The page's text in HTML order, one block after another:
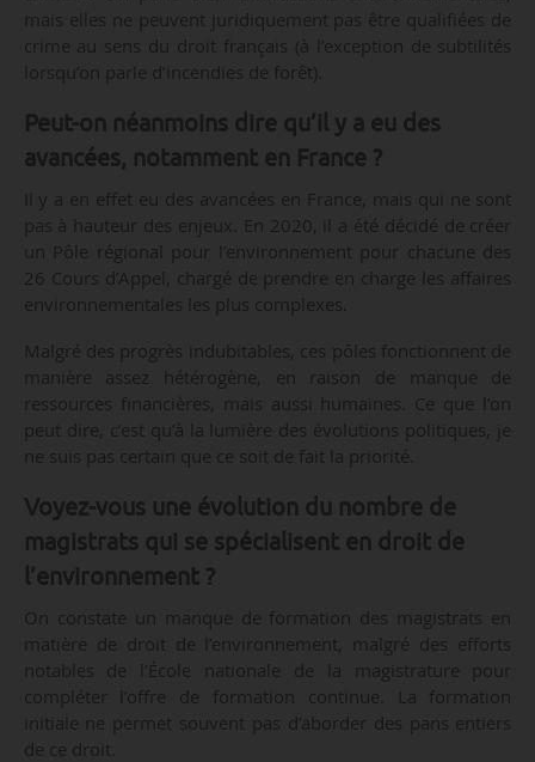
mais elles ne peuvent juridiquement pas être qualifiées de
crime au sens du droit français (à l’exception de subtilités
lorsqu’on parle d’incendies de forêt).
Peut-on néanmoins dire qu’il y a eu des
avancées, notamment en France ?
Il y a en effet eu des avancées en France, mais qui ne sont
pas à hauteur des enjeux. En 2020, il a été décidé de créer
un Pôle régional pour l’environnement pour chacune des
26 Cours d’Appel, chargé de prendre en charge les affaires
environnementales les plus complexes.
Malgré des progrès indubitables, ces pôles fonctionnent de
manière assez hétérogène, en raison de manque de
ressources financières, mais aussi humaines. Ce que l’on
peut dire, c’est qu’à la lumière des évolutions politiques, je
ne suis pas certain que ce soit de fait la priorité.
Voyez-vous une évolution du nombre de
magistrats qui se spécialisent en droit de
l’environnement ?
On constate un manque de formation des magistrats en
matière de droit de l’environnement, malgré des efforts
notables de l’École nationale de la magistrature pour
compléter l’offre de formation continue. La formation
initiale ne permet souvent pas d’aborder des pans entiers
de ce droit.